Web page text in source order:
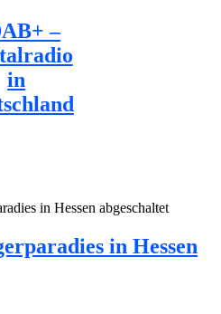
in Hessen abgeschaltet
in Hessen